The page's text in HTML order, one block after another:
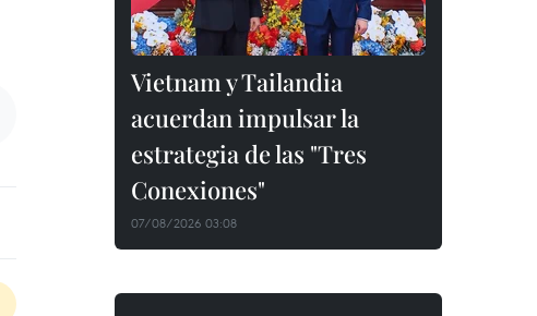
Vietnam y Tailandia
acuerdan impulsar la
estrategia de las "Tres
Conexiones"
07/08/2026 03:08